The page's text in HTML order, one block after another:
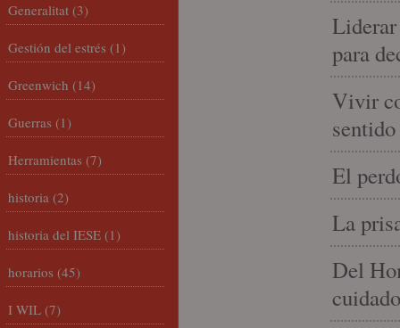
para
Vivir
El
La
Del
cuidado
Generalitat (3)
Gestión del estrés (1)
Greenwich (14)
Guerras (1)
Herramientas (7)
historia (2)
historia del IESE (1)
horarios (45)
I WIL (7)